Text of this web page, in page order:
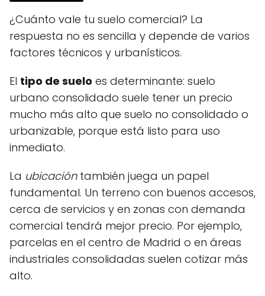
¿Cuánto vale tu suelo comercial? La
respuesta no es sencilla y depende de varios
factores técnicos y urbanísticos.
El tipo de suelo es determinante: suelo
urbano consolidado suele tener un precio
mucho más alto que suelo no consolidado o
urbanizable, porque está listo para uso
inmediato.
La ubicacióntambién juega un papel
fundamental. Un terreno con buenos accesos,
cerca de servicios y en zonas con demanda
comercial tendrá mejor precio. Por ejemplo,
parcelas en el centro de Madrid o en áreas
industriales consolidadas suelen cotizar más
alto.